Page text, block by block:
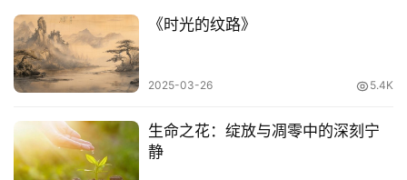
址
本章为《孝经》总纲，是《孝经》的基本精神所在。孔子对
曾子讲：孝啊，是一切德之本，所有品德、教化由此产生，
的河流就是教化。
[故事] 忠孝双全
《时光的纹路》
2025-03-26 5.4K
生命之花：绽放与凋零中的深刻宁
静